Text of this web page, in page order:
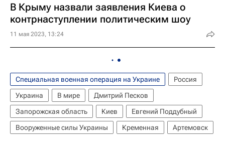
В Крыму назвали заявления Киева о
контрнаступлении политическим шоу
11 мая 2023, 13:24
Специальная военная операция на Украине
Россия
Украина
В мире
Дмитрий Песков
Запорожская область
Киев
Евгений Поддубный
Вооруженные силы Украины
Кременная Артемовск